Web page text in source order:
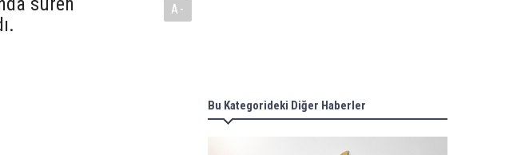
A-
Bu Kategorideki Diğer Haberler